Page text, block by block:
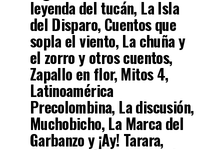
leyenda del tucán, La Isla
del Disparo, Cuentos que
sopla el viento, La chuña y
el zorro y otros cuentos,
Zapallo en flor, Mitos 4,
Latinoamérica
Precolombina, La discusión,
Muchobicho, La Marca del
Garbanzo y ¡Ay! Tarara,